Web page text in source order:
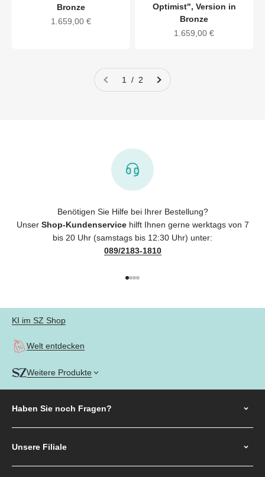
Bronze
Angebot
1.659,00 €
Optimist", Version in
Bronze
Angebot
1.659,00 €
1 / 2
Benötigen Sie Hilfe bei Ihrer Bestellung?
Unser Shop-Kundenservicehilft Ihnen gerne werktags von 7
bis 20 Uhr (samstags bis 12:30 Uhr) unter:
089/2183-1810
KI im SZ Shop
Welt entdecken
Weitere Produkte
Haben Sie noch Fragen?
Unsere Filiale